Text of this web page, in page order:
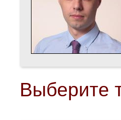
Выберите